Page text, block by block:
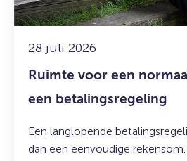
28 juli 2026
Ruimte voor een
een betalingsregeling
Een langlopende
dan een eenvoudige
in
een
betalingsregeling